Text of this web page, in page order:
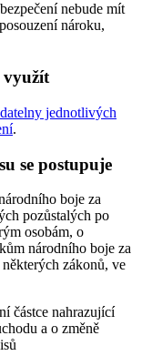
nebude mít
nároku,
využít
jednotlivých
.
se postupuje
boje za
pozůstalých po
osobám, o
národního boje za
zákonů, ve
částce nahrazující
a o změně